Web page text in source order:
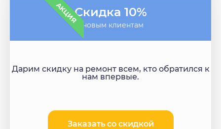
АКЦИЯСкидка 10%
- новым клиентам
Дарим скидку на ремонт всем, кто обратился к
нам впервые.
Заказать со скидкой​